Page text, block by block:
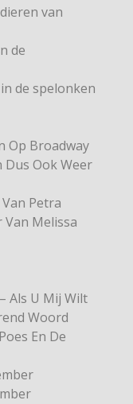
van
de
de spelonken
Op Broadway
Dus Ook Weer
Petra
Melissa
Als U Mij Wilt
Woord
En De